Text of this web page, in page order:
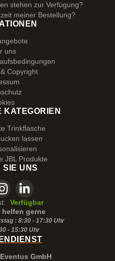
stehen zur Verfügung?
meiner Bestellung?
uns
Copyright
KATEGORIEN
Trinkflasche
lassen
JBL Produkte
SIE UNS
Verfügbar
helfen gerne
: 8:30 - 17:30 Uhr
- 15:30Uhr
GmbH